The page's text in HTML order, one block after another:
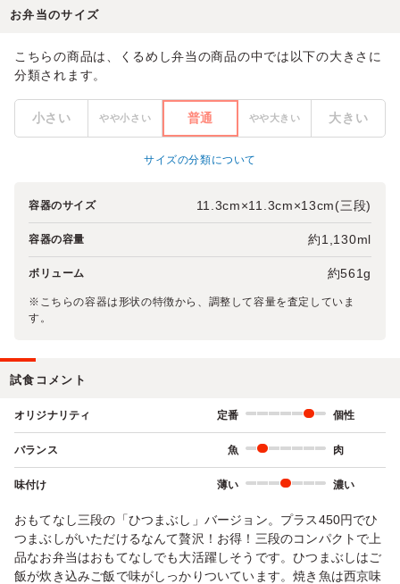
お弁当のサイズ
こちらの商品は、くるめし弁当の商品の中では以下の大きさに
分類されます。
小さい やや小さい 普通 やや大きい 大きい
サイズの分類について
容器のサイズ 11.3cm×11.3cm×13cm(三段)
容器の容量 約1,130ml
ボリューム 約561g
※こちらの容器は形状の特徴から、調整して容量を査定していま
す。
試食コメント
オリジナリティ 定番 個性
バランス 魚 肉
味付け 薄い 濃い
おもてなし三段の「ひつまぶし」バージョン。プラス450円でひ
つまぶしがいただけるなんて贅沢！お得！三段のコンパクトで上
品なお弁当はおもてなしでも大活躍しそうです。ひつまぶしはご
飯が炊き込みご飯で味がしっかりついています。焼き魚は西京味